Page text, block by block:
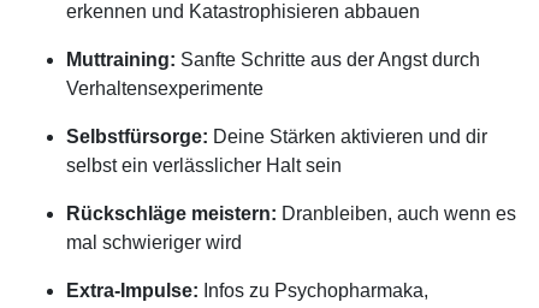
erkennen und Katastrophisieren abbauen
Muttraining: Sanfte Schritte aus der Angst durch
Verhaltensexperimente
Selbstfürsorge: Deine Stärken aktivieren und dir
selbst ein verlässlicher Halt sein
Rückschläge meistern: Dranbleiben, auch wenn es
mal schwieriger wird
Extra-Impulse: Infos zu Psychopharmaka,